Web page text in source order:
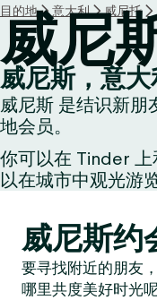
目的地 意大利 威尼托
威尼
威尼斯，意大
威尼斯 是结识新朋
地会员。
你可以在 Tinder
以在城市中观光游
威尼斯约
要寻找附近的朋友
哪里共度美好时光